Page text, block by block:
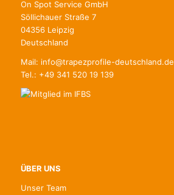
On Spot Service GmbH
Söllichauer Straße 7
04356 Leipzig
Deutschland
Mail: info@trapezprofile-deutschland.de
Tel.: +49 341 520 19 139
ÜBER UNS
Unser Team